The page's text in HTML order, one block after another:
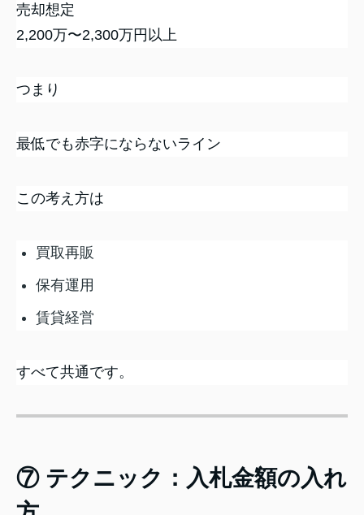
売却想定
2,200万〜2,300万円以上
つまり
最低でも赤字にならないライン
この考え方は
買取再販
保有運用
賃貸経営
すべて共通です。
⑦ テクニック：入札金額の入れ